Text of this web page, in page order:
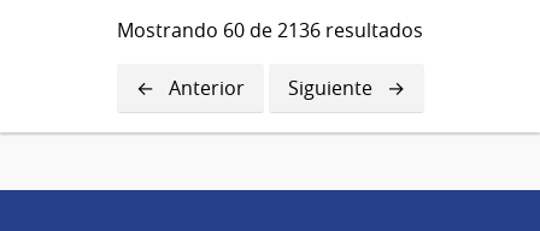
Cooperativas
Mostrando 60 de 2136 resultados
Página
anterior
Anterior
Siguiente
página
Siguiente